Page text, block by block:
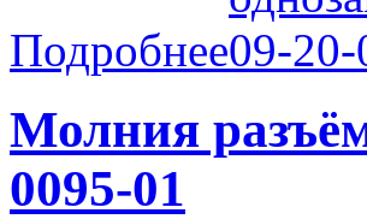
Подробнее
Молния
0095-01